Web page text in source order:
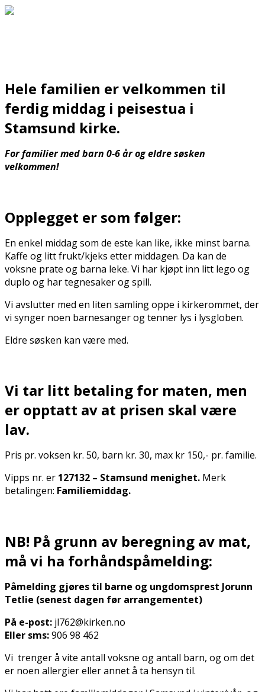
Hele familien er velkommen til
ferdig middag i peisestua i
Stamsund kirke.
For familier med barn 0-6 år og eldre søsken
velkommen!
Opplegget er som følger:
En enkel middag som de fleste kan like, ikke minst barna.
Kaffe og litt frukt/kjeks etter middagen. Da kan de
voksne prate og barna leke. Vi har kjøpt inn litt lego og
duplo og har tegnesaker og spill.
Vi avslutter med en liten samling oppe i kirkerommet, der
vi synger noen barnesanger og tenner lys i lysgloben.
Eldre søsken kan være med.
Vi tar litt betaling for maten, men
er opptatt av at prisen skal være
lav.
Pris pr. voksen kr. 50, barn kr. 30, max kr 150,- pr. familie.
Vipps nr. er 127132 – Stamsund menighet. Merk
betalingen: Familiemiddag.
NB! På grunn av beregning av mat,
må vi ha forhåndspåmelding:
Påmelding gjøres til barne og ungdomsprest Jorunn
Tetlie (senest dagen før arrangementet)
På e-post: jl762@kirken.no
Eller sms:906 98 462
Vi trenger å vite antall voksne og antall barn, og om det
er noen allergier eller annet å ta hensyn til.